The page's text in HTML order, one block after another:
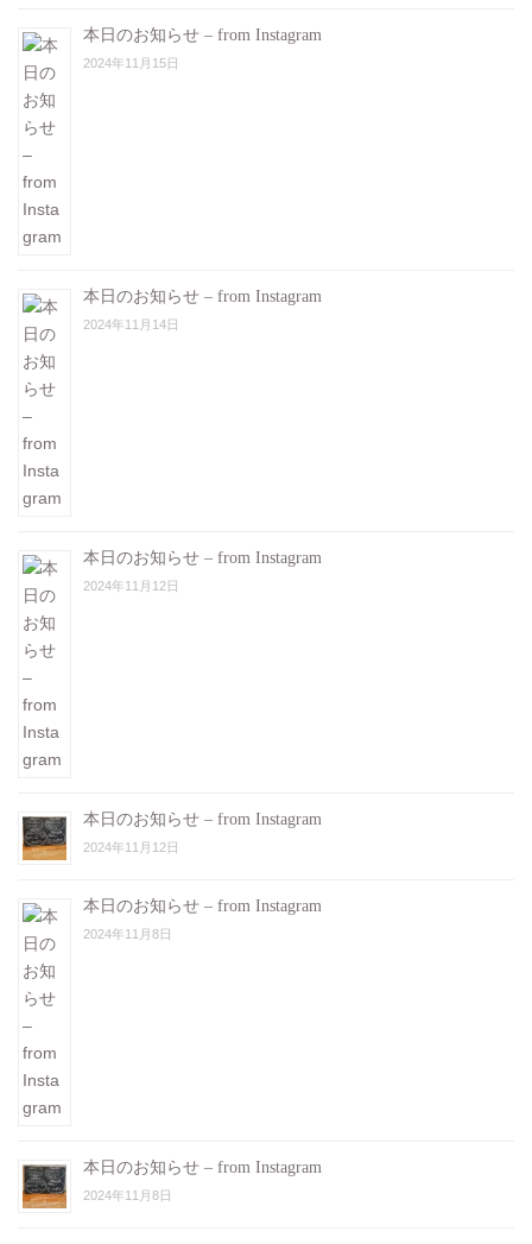
本日のお知らせ – from Instagram
2024年11月15日
本日のお知らせ – from Instagram
2024年11月14日
本日のお知らせ – from Instagram
2024年11月12日
本日のお知らせ – from Instagram
2024年11月12日
本日のお知らせ – from Instagram
2024年11月8日
本日のお知らせ – from Instagram
2024年11月8日